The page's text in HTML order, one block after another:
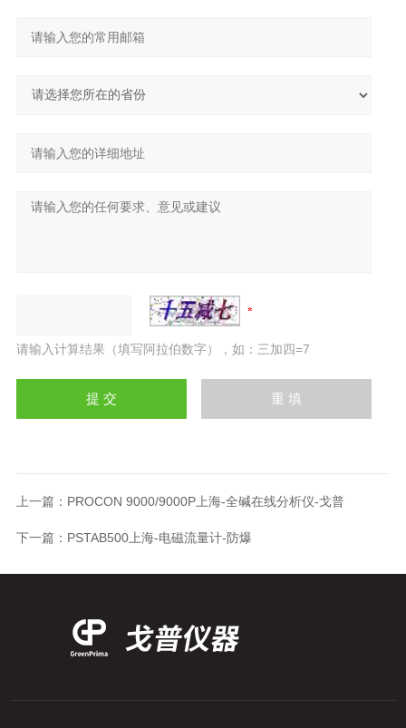
请输入计算结果（填写阿拉伯数字），如：三加四=7
上一篇： PROCON 9000/9000P上海-全碱在线分析仪-戈普
下一篇： PSTAB500上海-电磁流量计-防爆